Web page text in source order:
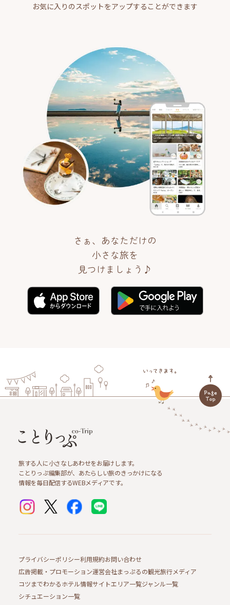
お気に入りのスポットをアップすることができます
さぁ、あなただけの
小さな旅を
見つけましょう♪
旅する人に小さなしあわせをお届けします。
ことりっぷ編集部が、あたらしい旅のきっかけになる
情報を毎日配信するWEBメディアです。
プライバシーポリシー利用規約お問い合わせ
広告掲載・プロモーション運営会社まっぷるの観光旅行メディア
コツまでわかるホテル情報サイトエリア一覧ジャンル一覧
シチュエーション一覧